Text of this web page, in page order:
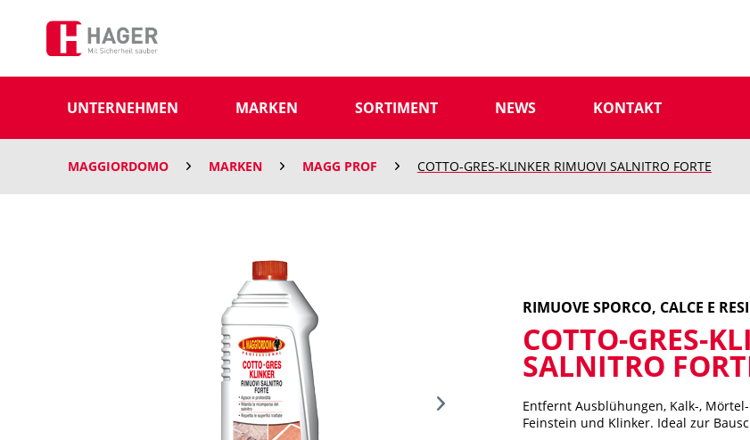
UNTERNEHMEN MARKEN SORTIMENT NEWS KONTAKT
MAGGIORDOMO MARKEN MAGG PROF COTTO-GRES-KLINKER RIMUOVI SALNITRO FORTE
RIMUOVE SPORCO, CALCE E
COTTO-GRES-
SALNITRO
Entfernt Ausblühungen, Kalk-,
Feinstein und Klinker. Ideal zur